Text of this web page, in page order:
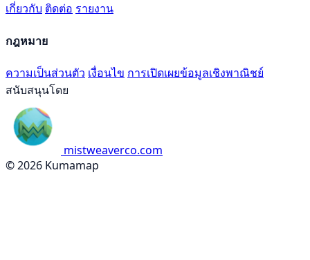
เกี่ยวกับ ติดต่อ รายงาน
กฎหมาย
ความเป็นส่วนตัว เงื่อนไข การเปิดเผยข้อมูลเชิงพาณิชย์
สนับสนุนโดย
mistweaverco.com
© 2026 Kumamap